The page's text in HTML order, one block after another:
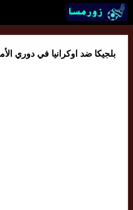
بلجيكا ضد اوكرانيا في دوري الأمم